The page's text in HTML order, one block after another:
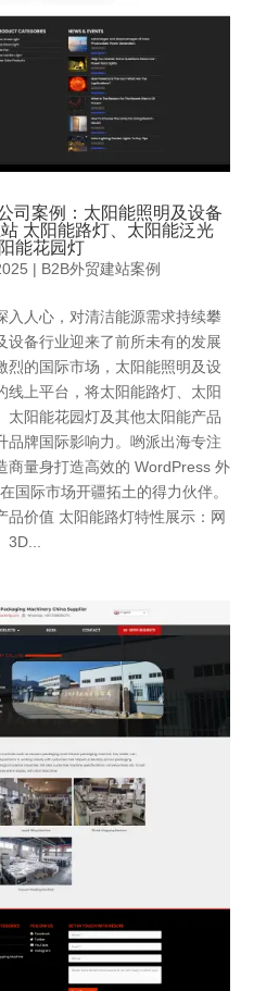
司案例：太阳能照明及设备
太阳能路灯、太阳能泛光
能花园灯
| B2B外贸建站案例
入人心，对清洁能源需求持续攀
设备行业迎来了前所未有的发展
烈的国际市场，太阳能照明及设
线上平台，将太阳能路灯、太阳
太阳能花园灯及其他太阳能产品
品牌国际影响力。哟派出海专注
商量身打造高效的 WordPress 外
国际市场开疆拓土的得力伙伴。
品价值 太阳能路灯特性展示：网
3D...